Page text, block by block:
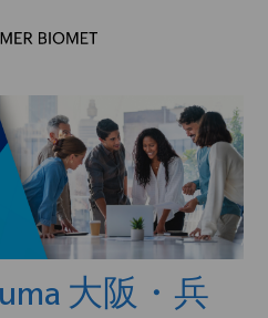
大阪・兵